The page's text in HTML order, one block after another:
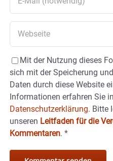
Mit der Nutzung dieses
sich mit der Speicherung
Daten durch diese Website
Informationen erfahren Sie
Datenschutzerklärung. Bitte
unseren Leitfaden für die
Kommentaren. *